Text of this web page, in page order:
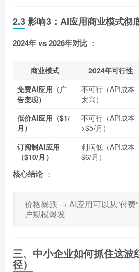
2.3 影响3：AI应用商业模式彻
2024年 vs 2026年对比 ：
商业模式 2024年可行性
免费AI应用（广
告变现）
不可行（API成本
太高）
低价AI应用（$1/
月）
不可行（API成本
>$5/月）
订阅制AI应用
（$10/月）
利润低（API成本
$6/月）
核心结论 ：
价格暴跌 → AI应用可以从”付费
户规模爆发
三、中小企业如何抓住这波
径）